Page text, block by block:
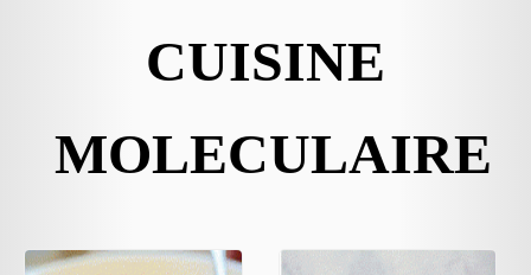
CUISINE
MOLECULAIRE